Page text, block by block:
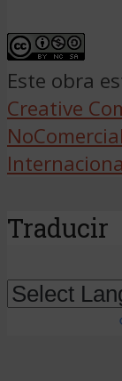
Este obra
Creative
Traducir